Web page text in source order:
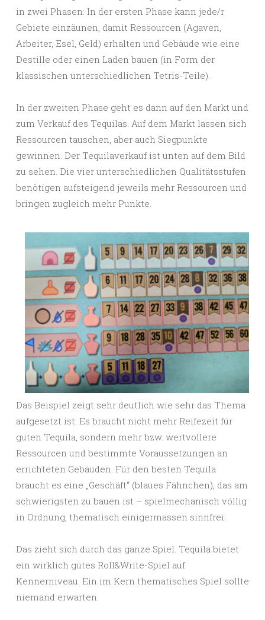
in zwei Phasen: In der ersten Phase kann jede/r
Gebiete einzäunen, damit Ressourcen (Agaven,
Arbeiter, Esel, Geld) erhalten und Gebäude wie eine
Destille oder einen Laden bauen (in Form der
klassischen unterschiedlichen Tetris-Teile).
In der zweiten Phase geht es dann auf den Markt und
zum Verkauf des Tequilas. Auf dem Markt lassen sich
Ressourcen tauschen, aber auch Siegpunkte
gewinnen. Der Tequilaverkauf ist unten auf dem Bild
zu sehen. Die vier unterschiedlichen Qualitätsstufen
benötigen aufsteigend jeweils mehr Ressourcen und
bringen zugleich mehr Punkte.
Das Beispiel zeigt sehr deutlich wie sehr das Thema
aufgesetzt ist: Es braucht nicht mehr Reifezeit für
guten Tequila, sondern mehr bzw. wertvollere
Ressourcen und bestimmte Voraussetzungen an
errichteten Gebäuden. Für den besten Tequila
braucht es eine „Geschäft“ (blaues Fähnchen), das am
schwierigsten zu bauen ist – spielmechanisch völlig
in Ordnung, thematisch einigermassen sinnfrei.
Das zieht sich durch das ganze Spiel. Tequila bietet
ein wirklich gutes Roll&Write-Spiel auf
Kennerniveau. Ein im Kern thematisches Spiel sollte
niemand erwarten.